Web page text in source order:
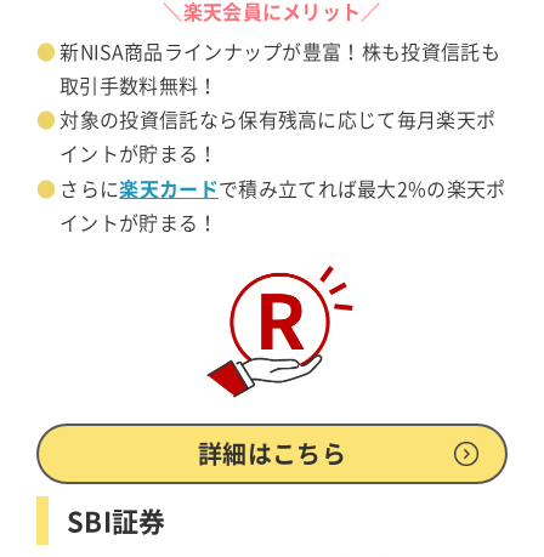
＼楽天会員にメリット／
新NISA商品ラインナップが豊富！株も投資信託も
取引手数料無料！
対象の投資信託なら保有残高に応じて毎月楽天ポ
イントが貯まる！
さらに楽天カードで積み立てれば最大2%の楽天ポ
イントが貯まる！
詳細はこちら
SBI証券